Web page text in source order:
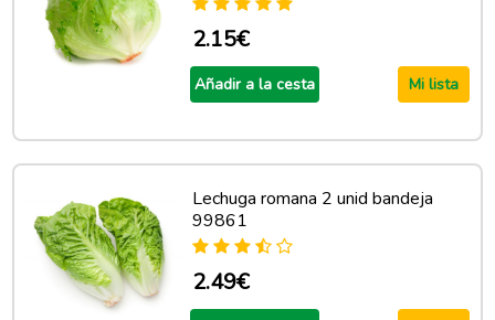
2.15€
Añadir a la cesta Mi lista
Lechuga romana 2 unid bandeja
99861
2.49€